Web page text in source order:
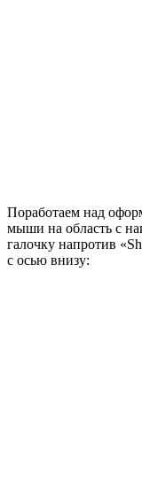
Поработаем над
мыши на область с
галочку напротив
с осью внизу: